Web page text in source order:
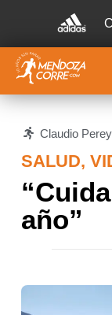
Claudio
SALUD,
año”